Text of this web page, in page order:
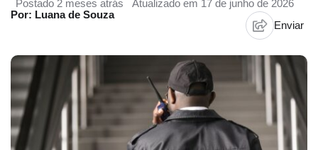
Postado 2 meses atrás
Atualizado em 17 de junho de 2026
Por: Luana de Souza
Enviar